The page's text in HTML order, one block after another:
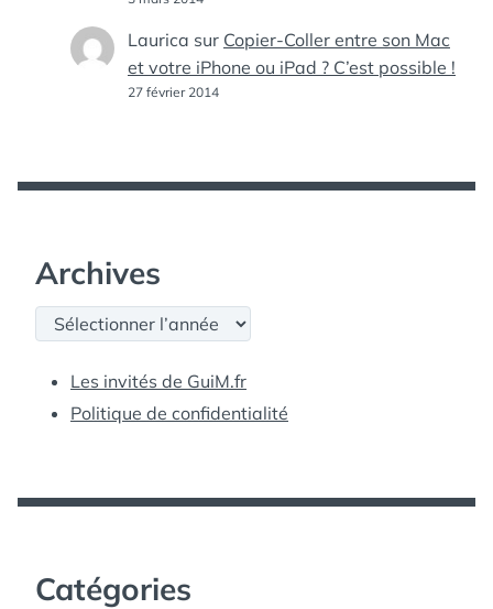
Laurica sur Copier-Coller entre son Mac
et votre iPhone ou iPad ? C’est possible !
27 février 2014
Archives
Archives
Les invités de GuiM.fr
Politique de confidentialité
Catégories